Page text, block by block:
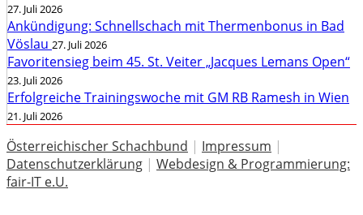
27. Juli 2026
Ankündigung: Schnellschach mit Thermenbonus in Bad
Vöslau 27. Juli 2026
Favoritensieg beim 45. St. Veiter „Jacques Lemans Open“
23. Juli 2026
Erfolgreiche Trainingswoche mit GM RB Ramesh in Wien
21. Juli 2026
Österreichischer Schachbund | Impressum |
Datenschutzerklärung | Webdesign & Programmierung:
fair-IT e.U.